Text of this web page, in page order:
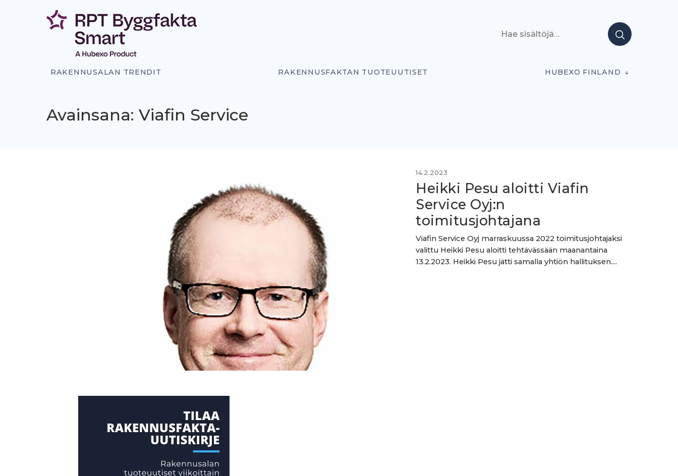
RAKENNUSALAN TRENDIT RAKENNUSFAKTAN TUOTEUUTISET HUBEXO FINLAND
Avainsana: Viafin Service
14.2.2023
Heikki Pesu aloitti Viafin
Service Oyj:n
toimitusjohtajana
Viafin Service Oyj marraskuussa 2022 toimitusjohtajaksi
valittu Heikki Pesu aloitti tehtävässään maanantaina
13.2.2023. Heikki Pesu jätti samalla yhtiön hallituksen....